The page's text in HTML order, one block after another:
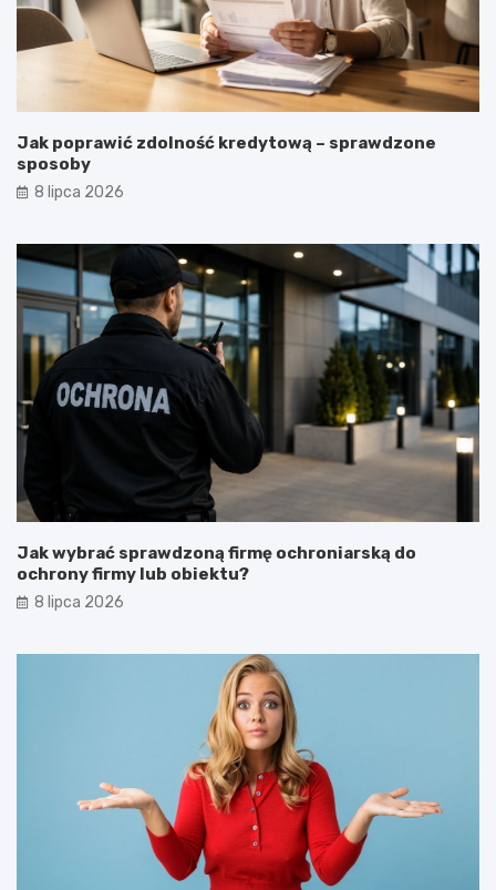
Jak poprawić zdolność kredytową – sprawdzone
sposoby
8 lipca 2026
Jak wybrać sprawdzoną firmę ochroniarską do
ochrony firmy lub obiektu?
8 lipca 2026